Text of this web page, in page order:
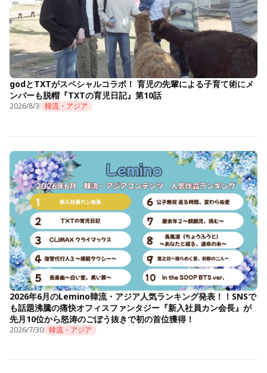
godとTXTがスペシャルコラボ！ 育児の先輩による子育て術にメ
ンバーも脱帽『TXTの育児日記』第10話
2026/8/3 韓流・アジア
2026年6月のLemino韓流・アジア人気ランキング発表！！SNSで
も話題沸騰の痛快オフィスファンタジー『新入社員カン会長』が
先月10位から怒涛のごぼう抜きで初の首位獲得！
2026/7/30 韓流・アジア